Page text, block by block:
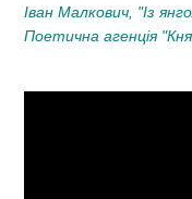
Іван Малкович, "Із
Поетична агенція